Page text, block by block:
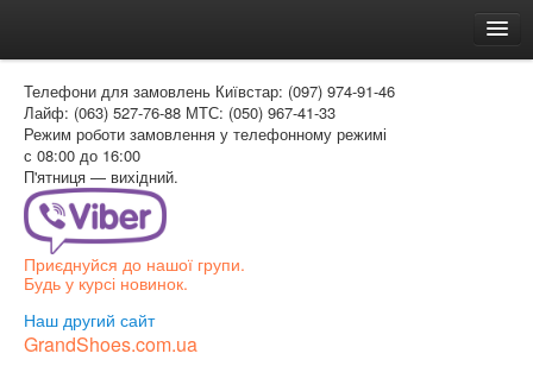
Доставка и оплата
Как заказать
Контакти
Таблиця розмірів
Вхід для покупця
Телефони для замовлень Київстар: (097) 974-91-46
Лайф: (063) 527-76-88 МТС: (050) 967-41-33
Режим роботи замовлення у телефонному режимі
с 08:00 до 16:00
П'ятниця — вихідний.
Приєднуйся до нашої групи.
Будь у курсі новинок.
Наш другий сайт
GrandShoes.com.ua